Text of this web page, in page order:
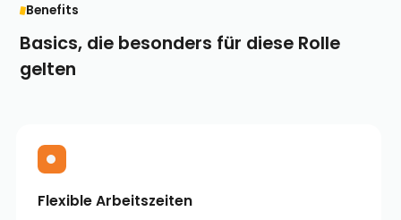
Benefits
Basics, die besonders für diese Rolle
gelten
Flexible Arbeitszeiten